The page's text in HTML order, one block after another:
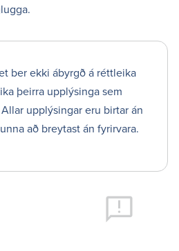
ber ekki ábyrgð á rétt­leika
þeirra upplýs­inga sem
upplýs­ingar eru birtar án
að breytast án fyrir­vara.